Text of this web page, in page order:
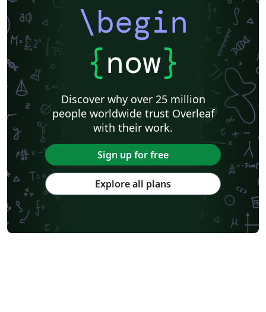
\begin
{now}
Discover why over 25 million
people worldwide trust Overleaf
with their work.
Sign up for free
Explore all plans